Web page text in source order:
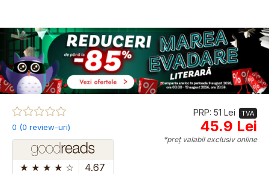
0 (0 review-uri)
★ ★ ★ ★ ☆ 4.67
PRP: 51 Lei TVA
45.9 Lei
*preț valabil exclusiv online